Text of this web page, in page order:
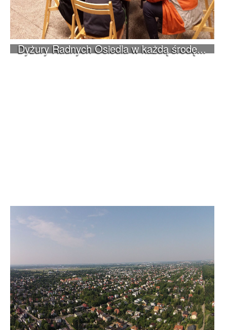
Dyżury Radnych Osiedla w każdą środę...